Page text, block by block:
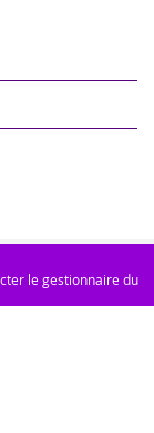
le gestionnaire du